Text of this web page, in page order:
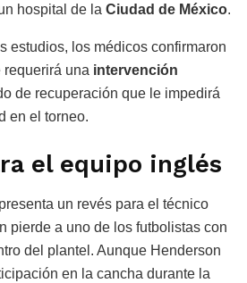
hospital de la Ciudad de México.
estudios, los médicos confirmaron
requerirá una intervención
de recuperación que le impedirá
en el torneo.
el equipo inglés
un revés para el técnico
pierde a uno de los futbolistas con
del plantel. Aunque Henderson
en la cancha durante la